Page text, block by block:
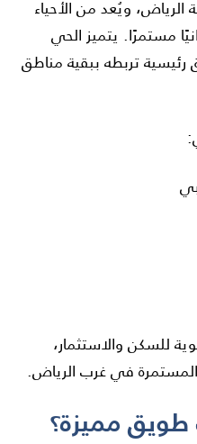
ويُعد من الأحياء
مستمرًا. يتميز الحي
تربطه ببقية مناطق
للسكن والاستثمار،
المستمرة في غرب الرياض.
طويق مميزة؟